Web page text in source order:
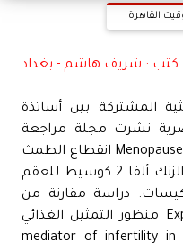
القاهرة
كتب : شريف هاشم - بغداد
المشتركة بين أساتذة
نشرت مجلة مراجعة
انقطاع الطمث Menopause Review بحثاً علمياً مشتركاً حول (
استكشاف البروتين السكري من الزنك ألفا 2 كوسيط للعقم
دراسة مقارنة من
منظور التمثيل الغذائي Exploring zinc-α2-glycoprotein as a
mediator of infertility in